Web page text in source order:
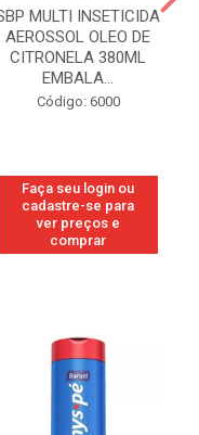
MULTI INSETICIDA
AEROSSOL OLEO DE
CITRONELA 380ML
EMBALA...
Código: 6000
Faça seu login ou
cadastre-se para
ver preços e
comprar